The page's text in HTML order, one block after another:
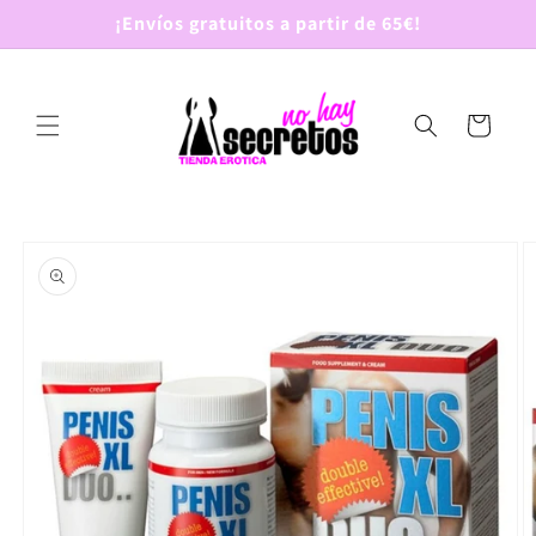
directamente
al contenido
¡Envíos gratuitos a partir de 65€!
Carrito
a la
información